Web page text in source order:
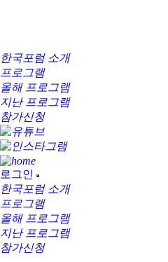
한국포럼 소개
프로그램
올해 프로그램
지난 프로그램
참가신청
로그인
한국포럼 소개
프로그램
올해 프로그램
지난 프로그램
참가신청